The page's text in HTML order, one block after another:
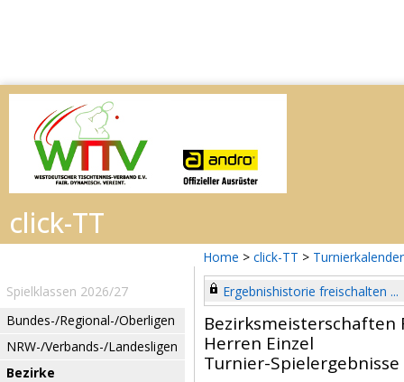
Home > click-TT > Turnierkalender
Spielklassen 2026/27
Bundes-/Regional-/Oberligen
NRW-/Verbands-/Landesligen
Bezirke
Ergebnishistorie freischalten ...
Bezirksmeisterschaften
Herren Einzel
Turnier-Spielergebnisse